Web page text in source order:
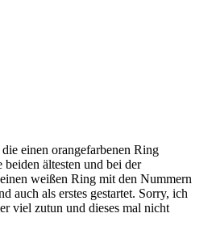
einen orangefarbenen Ring
ältesten und bei der
weißen Ring mit den Nummern
auch als erstes gestartet. Sorry, ich
viel zutun und dieses mal nicht